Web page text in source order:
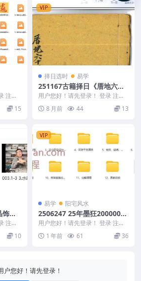
注册
覆
15
VIP
择日选时 易学
251167古籍择日《厝地六十
年避忌老本》电子版94单页Y
用户您好！请先登录！ 登录 注册
古籍择日《厝地六十年避忌老本》
电子版94单页Y...
8 月前 44 13
品
注册
课3集
10
VIP
易学 阳宅风水
2506247 25年墨狂200000元
大课风水职业班〈原化造班年
卡〉12套课程视频+音频Y
用户您好！请先登录！ 登录 注册
25年墨狂200000元大课风水职业
班〈原化造...
1 年前 61 36
户您好！请先登录！